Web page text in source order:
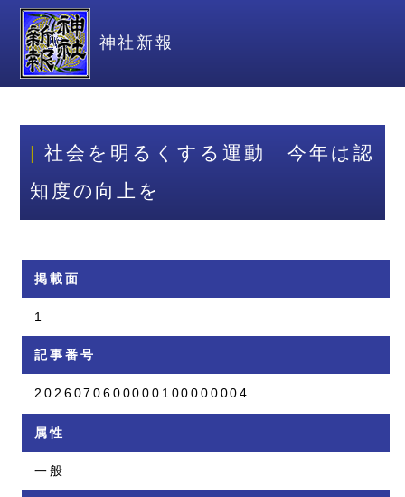
神社新報
社会を明るくする運動 今年は認
知度の向上を
掲載面
1
記事番号
2026070600000100000004
属性
一般